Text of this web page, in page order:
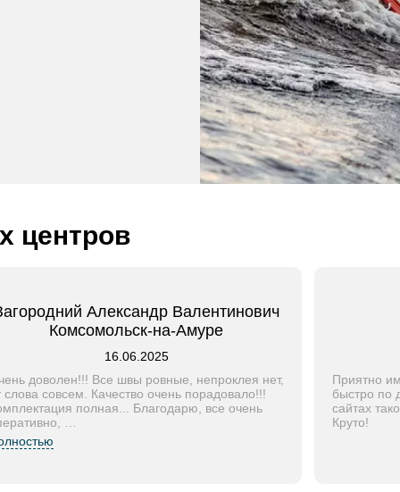
центров
Александр Валентинович
Комсомольск-на-Амуре
16.06.2025
доволен!!! Все швы ровные, непроклея нет,
слова совсем. Качество очень порадовало!!!
полная... Благодарю, все очень
…
Приятно
быстро по
сайтах
Круто!